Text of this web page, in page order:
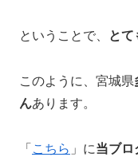
ということで、 と
このように、宮城県
んあります。
「こちら 」に当ブロ